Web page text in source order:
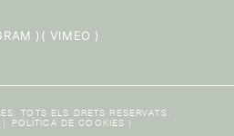
) ( VIMEO )
TOTS ELS DRETS RESERVATS.
POLÍTICA DE COOKIES )